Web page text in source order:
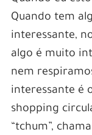
Quando tem
interessante,
algo é muito
nem
interessante é
shopping
“tchum”,